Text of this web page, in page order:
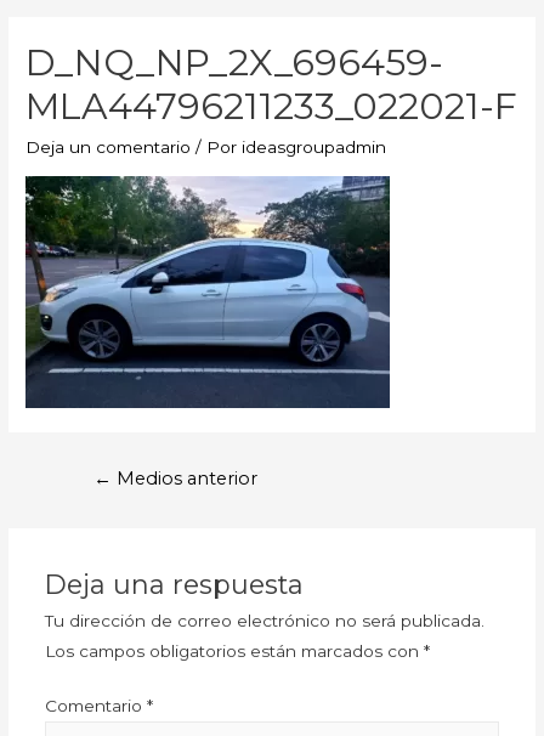
D_NQ_NP_2X_696459-
MLA44796211233_022021-F
Deja un comentario / Por ideasgroupadmin
← Medios anterior
Deja una respuesta
Tu dirección de correo electrónico no será publicada.
Los campos obligatorios están marcados con *
Comentario *